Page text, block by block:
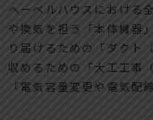
ヘーベルハウスにおける
や換気を担う「本体機器
り届けるための「ダクト
収めるための「大工工事
「電気容量変更や電気配